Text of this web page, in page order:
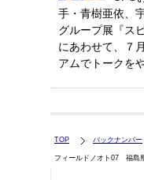
手・青樹亜依、
グループ展『ス
にあわせて、７
アムでトークを
TOP バックナンバー
フィールドノオト07 福島